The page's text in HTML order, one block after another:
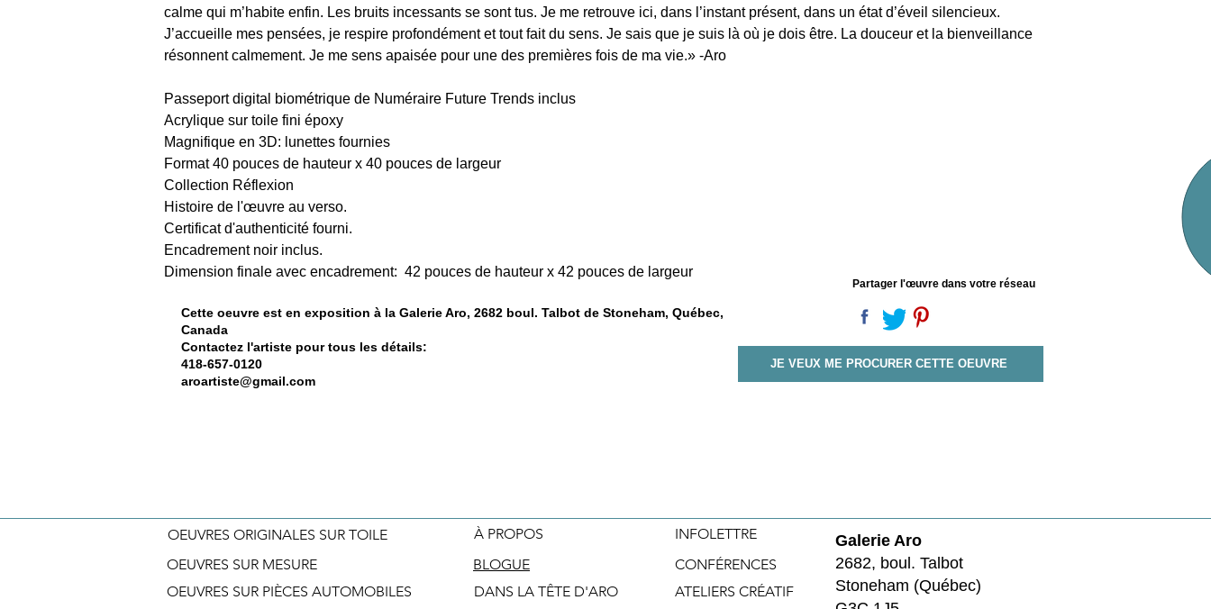
calme qui m’habite enfin. Les bruits incessants se sont tus. Je me retrouve ici, dans l’instant présent, dans un état d’éveil silencieux.
J’accueille mes pensées, je respire profondément et tout fait du sens. Je sais que je suis là où je dois être. La douceur et la bienveillance
résonnent calmement. Je me sens apaisée pour une des premières fois de ma vie.» -Aro
Passeport digital biométrique de Numéraire Future Trends inclus
Acrylique sur toile fini époxy
Magnifique en 3D: lunettes fournies
Format 40 pouces de hauteur x 40 pouces de largeur
Collection Réflexion
Histoire de l'œuvre au verso.
Certificat d'authenticité fourni.
Encadrement noir inclus.
Dimension finale avec encadrement:  42 pouces de hauteur x 42 pouces de largeur
Cette oeuvre est en exposition à la Galerie Aro, 2682 boul. Talbot de Stoneham, Québec,
Canada
Contactez l'artiste pour tous les détails:
418-657-0120
aroartiste@gmail.com
Partager l'œuvre dans votre réseau
JE VEUX ME PROCURER CETTE OEUVRE
OEUVRES ORIGINALES SUR TOILE
OEUVRES SUR MESURE
OEUVRES SUR PIÈCES AUTOMOBILES
À PROPOS
BLOGUE
DANS LA TÊTE D'ARO
INFOLETTRE
CONFÉRENCES
ATELIERS CRÉATIF
Galerie Aro
2682, boul. Talbot
Stoneham (Québec)